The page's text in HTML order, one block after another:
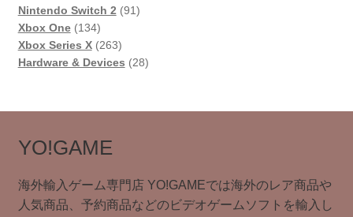
商
の
品
個
品
Nintendo Switch 2 9191
商
Xbox One 134134
個
の
Xbox Series X 263263
個
品
Hardware & Devices 2828
商
YO!GAME
海外輸入ゲーム専門店 YO!GAMEでは海外のレア商品や
人気商品、予約商品などのビデオゲームソフトを輸入し